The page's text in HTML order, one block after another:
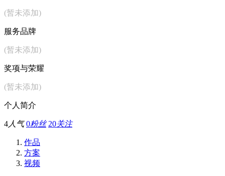
(暂未添加)
服务品牌
(暂未添加)
奖项与荣耀
(暂未添加)
个人简介
4 人气 0粉丝 20关注
作品
方案
视频